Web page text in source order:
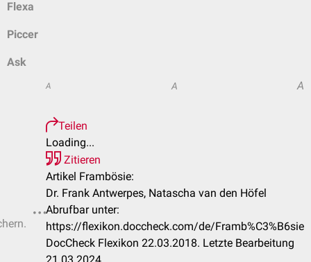
Flexa
Piccer
Ask
A A A
Teilen
Loading...
Zitieren
Artikel Frambösie:
Dr. Frank Antwerpes, Natascha van den Höfel
Abrufbar unter:
https://flexikon.doccheck.com/de/Framb%C3%B6sie
DocCheck Flexikon 22.03.2018. Letzte Bearbeitung